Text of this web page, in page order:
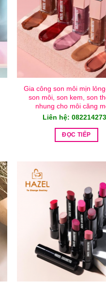
Gia công son môi mịn
son môi, son kem, son
nhung cho môi căng
Liên hệ:
ĐỌC TIẾP